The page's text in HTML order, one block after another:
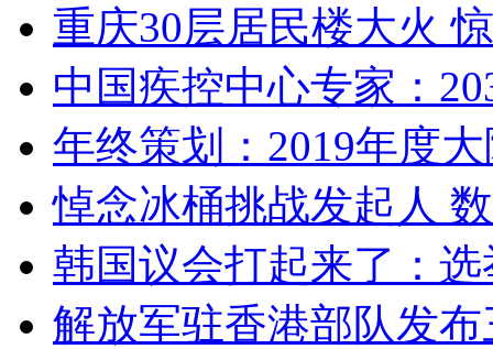
重庆30层居民楼大火
中国疾控中心专家：
年终策划：2019年度
悼念冰桶挑战发起人
韩国议会打起来了：
解放军驻香港部队发